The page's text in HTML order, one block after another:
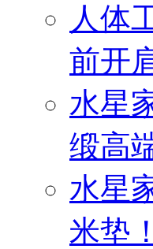
人体
前开
水星
缎高
水星
米垫！